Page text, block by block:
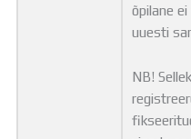
õpilane
uuesti
NB!